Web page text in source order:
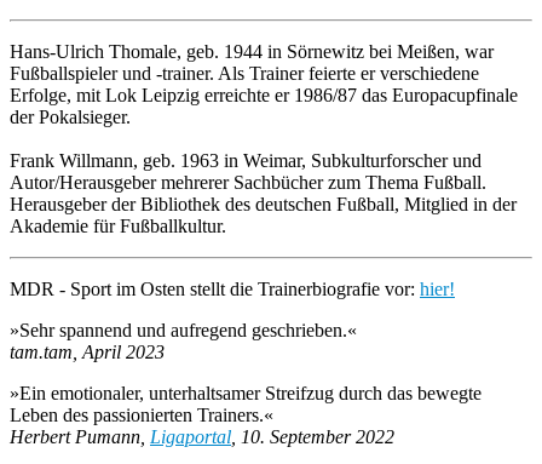
Hans-Ulrich Thomale, geb. 1944 in Sörnewitz bei Meißen, war
Fußballspieler und -trainer. Als Trainer feierte er verschiedene
Erfolge, mit Lok Leipzig erreichte er 1986/87 das Europacupfinale
der Pokalsieger.
Frank Willmann, geb. 1963 in Weimar, Subkulturforscher und
Autor/Herausgeber mehrerer Sachbücher zum Thema Fußball.
Herausgeber der Bibliothek des deutschen Fußball, Mitglied in der
Akademie für Fußballkultur.
MDR - Sport im Osten stellt die Trainerbiografie vor: hier!
»Sehr spannend und aufregend geschrieben.«
tam.tam, April 2023
»Ein emotionaler, unterhaltsamer Streifzug durch das bewegte
Leben des passionierten Trainers.«
Herbert Pumann, Ligaportal , 10. September 2022